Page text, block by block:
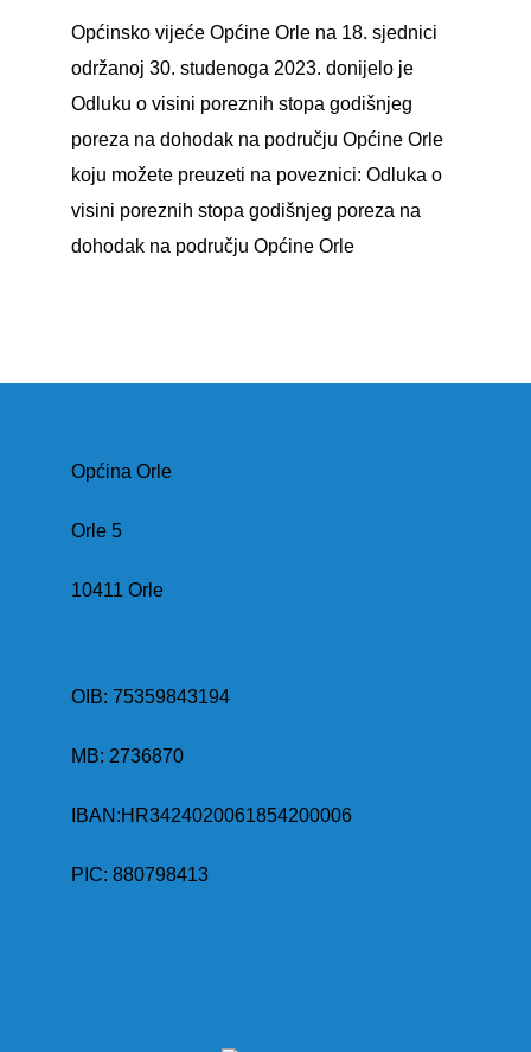
Općinsko vijeće Općine Orle na 18. sjednici
održanoj 30. studenoga 2023. donijelo je
Odluku o visini poreznih stopa godišnjeg
poreza na dohodak na području Općine Orle
koju možete preuzeti na poveznici: Odluka o
visini poreznih stopa godišnjeg poreza na
dohodak na području Općine Orle
Općina Orle
Orle 5
10411 Orle
OIB: 75359843194
MB: 2736870
IBAN:HR3424020061854200006
PIC: 880798413